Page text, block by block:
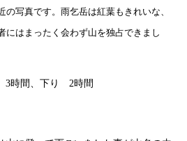
の写真です。雨乞岳は紅葉もきれいな、
にはまったく会わず山を独占できまし
時間、下り 2時間